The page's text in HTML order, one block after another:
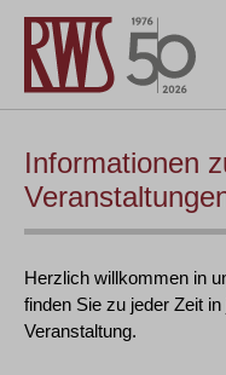
Informationen
Herzlich willkommen in
finden Sie zu jeder Zeit
Veranstaltung.